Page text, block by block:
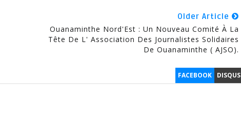
Older Article
Ouanaminthe Nord'Est : Un Nouveau Comité À La
Tête De L' Association Des Journalistes Solidaires
De Ouanaminthe ( AJSO).
FACEBOOK DISQUS